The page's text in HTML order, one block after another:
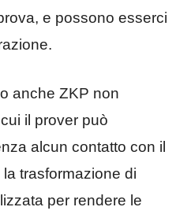
e possono esserci
anche ZKP non
il prover può
alcun contatto con il
trasformazione di
per rendere le